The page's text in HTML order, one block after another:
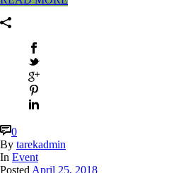
0
By tarekadmin
In Event
PostedApril 25, 2018